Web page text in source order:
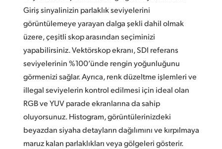
Giriş sinyalinizin parlaklık seviyelerini
görüntülemeye yarayan dalga şekli dahil olmak
üzere, çeşitli skop arasından seçiminizi
yapabilirsiniz. Vektörskop ekranı, SDI referans
seviyelerinin %100’ünde rengin yoğunluğunu
görmenizi sağlar. Ayrıca, renk düzeltme işlemleri ve
illegal seviyelerin kontrol edilmesi için ideal olan
RGB ve YUV parade ekranlarına da sahip
oluyorsunuz. Histogram, görüntülerinizdeki
beyazdan siyaha detayların dağılımını ve kırpılmaya
maruz kalan parlaklıkları veya gölgeleri gösterir.